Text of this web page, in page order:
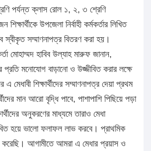
পর্যন্ত ক্লাস রোল ১, ২, ৩ শ্রেণি
উপজেলা নির্বাহী কর্মকর্তার লিখিত
স্বীকৃত সম্মাণনাপত্র বিতরণ করা হয়।
মোহাম্মদ হাবিব উল্যাহ মারুফ জানান,
প্রতি মনোযোগ বাড়ানো ও উজ্জীবিত করার লক্ষে
এ মেধাবী শিক্ষার্থীদের সম্মাণনাপত্র দেয়া প্রথম
মান আরো বৃদ্ধি পাবে, পাশাপাশি পিছিয়ে পড়া
অনুকরণের মাধ্যমে তারাও মেধা
হয়ে ভালো ফলাফল লাভ করবে। প্রাথমিক
আগামীতে আমরা এ মেধার প্রয়াস ও